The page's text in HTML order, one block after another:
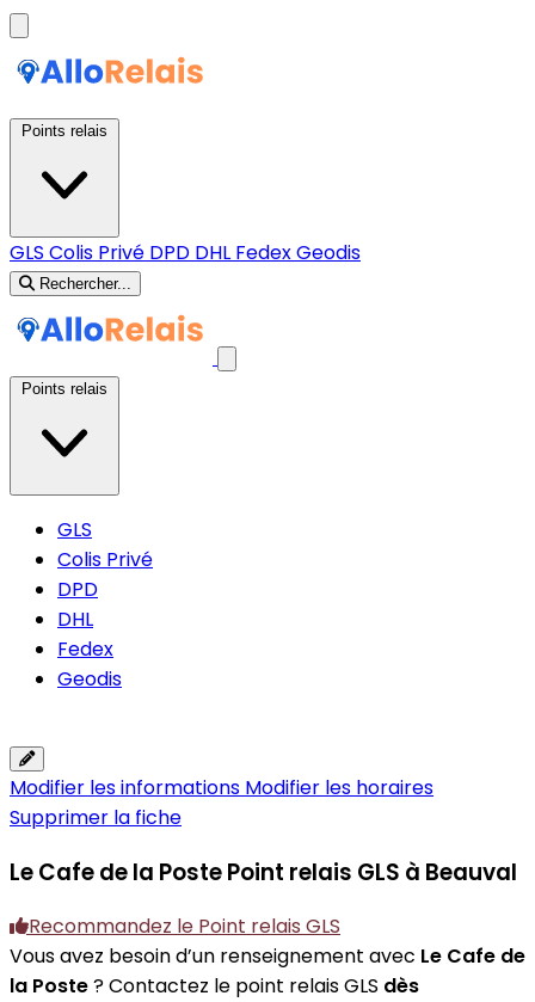
GLS Colis Privé DPD DHL FedexGeodis
Rechercher...
GLS
Colis Privé
DPD
DHL
Fedex
Geodis
Modifier les informations Modifier les horaires
Supprimer la fiche
Le Cafe de la PostePoint relais GLS à Beauval
Recommandez le Point relais GLS
Vous avez besoin d’un renseignement avec Le Cafe de
la Poste? Contactez le point relais GLS dès